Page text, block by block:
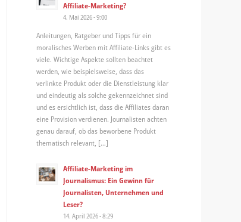
Affiliate-Marketing?
4. Mai 2026 - 9:00
Anleitungen, Ratgeber und Tipps für ein
moralisches Werben mit Affiliate-Links gibt es
viele. Wichtige Aspekte sollten beachtet
werden, wie beispielsweise, dass das
verlinkte Produkt oder die Dienstleistung klar
und eindeutig als solche gekennzeichnet sind
und es ersichtlich ist, dass die Affiliates daran
eine Provision verdienen. Journalisten achten
genau darauf, ob das beworbene Produkt
thematisch relevant, […]
Affiliate-Marketing im
Journalismus: Ein Gewinn für
Journalisten, Unternehmen und
Leser?
14. April 2026 - 8:29